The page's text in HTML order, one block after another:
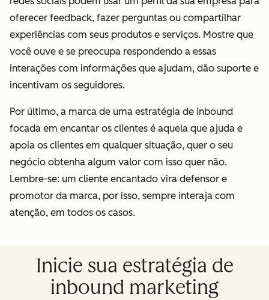
oferecer feedback, fazer perguntas ou compartilhar
experiências com seus produtos e serviços. Mostre que
você ouve e se preocupa respondendo a essas
interações com informações que ajudam, dão suporte e
incentivam os seguidores.
Por último, a marca de uma estratégia de inbound
focada em encantar os clientes é aquela que ajuda e
apoia os clientes em qualquer situação, quer o seu
negócio obtenha algum valor com isso quer não.
Lembre-se: um cliente encantado vira defensor e
promotor da marca, por isso, sempre interaja com
atenção, em todos os casos.
Inicie sua estratégia de
inbound marketing